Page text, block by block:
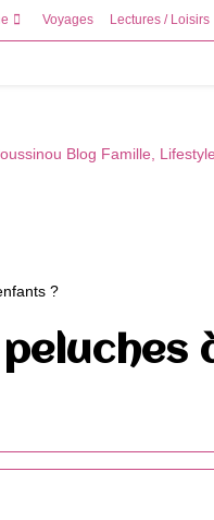
Voyages Lectures / Loisirs